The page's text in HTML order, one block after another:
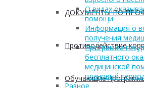
ДОКУМЕНТЫ ПО
Противодействие
Обучающие
О видах
помощи
Информация о
получения
Программа
бесплатного
медицинской
плановый
Разное